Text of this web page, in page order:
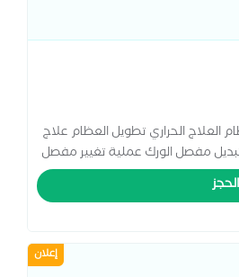
الحراري تطويل العظام علاج
تبديل مفصل الورك عملية تغيير مفصل
إعلان